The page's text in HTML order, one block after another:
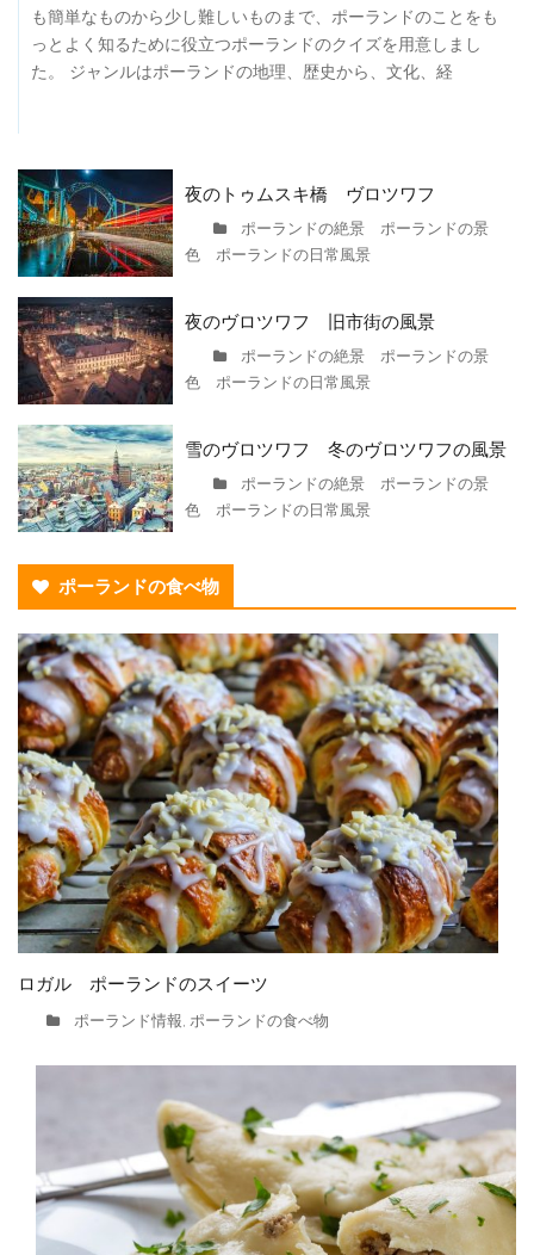
も簡単なものから少し難しいものまで、ポーランドのことをも
っとよく知るために役立つポーランドのクイズを用意しまし
た。 ジャンルはポーランドの地理、歴史から、文化、経
夜のトゥムスキ橋 ヴロツワフ
ポーランドの絶景 ポーランドの景
色 ポーランドの日常風景
夜のヴロツワフ 旧市街の風景
ポーランドの絶景 ポーランドの景
色 ポーランドの日常風景
雪のヴロツワフ 冬のヴロツワフの風景
ポーランドの絶景 ポーランドの景
色 ポーランドの日常風景
ポーランドの食べ物
ロガル ポーランドのスイーツ
ポーランド情報, ポーランドの食べ物